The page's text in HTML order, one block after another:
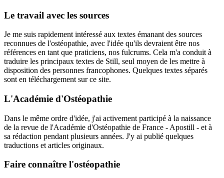
Le travail avec les sources
Je me suis rapidement intéressé aux textes émanant des sources
reconnues de l'ostéopathie, avec l'idée qu'ils devraient être nos
références en tant que praticiens, nos fulcrums. Cela m'a conduit à
traduire les principaux textes de Still, seul moyen de les mettre à
disposition des personnes francophones. Quelques textes séparés
sont en téléchargement sur ce site.
L'Académie d'Ostéopathie
Dans le même ordre d'idée, j'ai activement participé à la naissance
de la revue de l'Académie d'Ostéopathie de France - Apostill - et à
sa rédaction pendant plusieurs années. J'y ai publié quelques
traductions et articles originaux.
Faire connaître l'ostéopathie